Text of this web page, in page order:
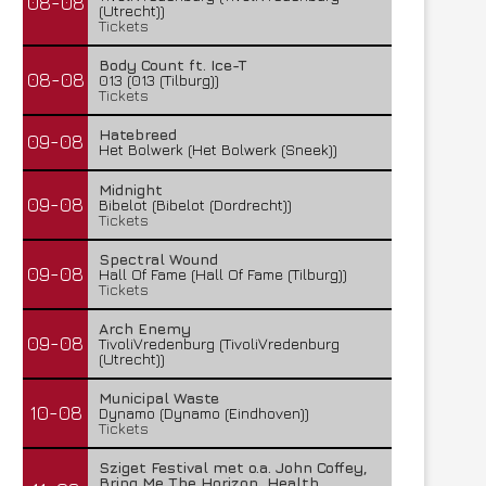
(Utrecht))
Tickets
08-08
Body Count ft. Ice-T
013 (013 (Tilburg))
Tickets
09-08
Hatebreed
Het Bolwerk (Het Bolwerk (Sneek))
09-08
Midnight
Bibelot (Bibelot (Dordrecht))
Tickets
09-08
Spectral Wound
Hall Of Fame (Hall Of Fame (Tilburg))
Tickets
09-08
Arch Enemy
TivoliVredenburg (TivoliVredenburg
(Utrecht))
10-08
Municipal Waste
Dynamo (Dynamo (Eindhoven))
Tickets
Sziget Festival met o.a. John Coffey,
Bring Me The Horizon, Health